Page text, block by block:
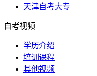
天津自考大专
自考视频
学历介绍
培训课程
其他视频